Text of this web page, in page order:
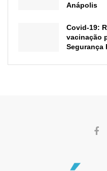
Anápolis
Covid-19:
vacinação
Segurança